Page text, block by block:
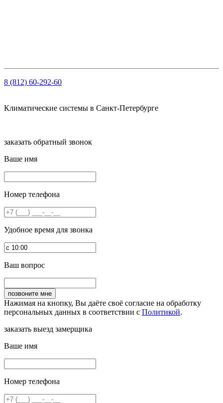
8 (812) 60-292-60
Климатические системы в Санкт-Петербурге
заказать обратный звонок
Ваше имя
Номер телефона
Удобное время для звонка
Ваш вопрос
Нажимая на кнопку, Вы даёте своё согласие на обработку
персональных данных в соответствии с Политикой.
заказать выезд замерщика
Ваше имя
Номер телефона